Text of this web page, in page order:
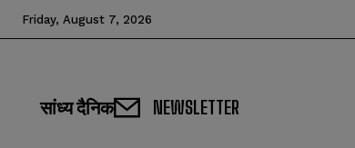
Friday, August 7, 2026
सांध्य दैनिक NEWSLETTER